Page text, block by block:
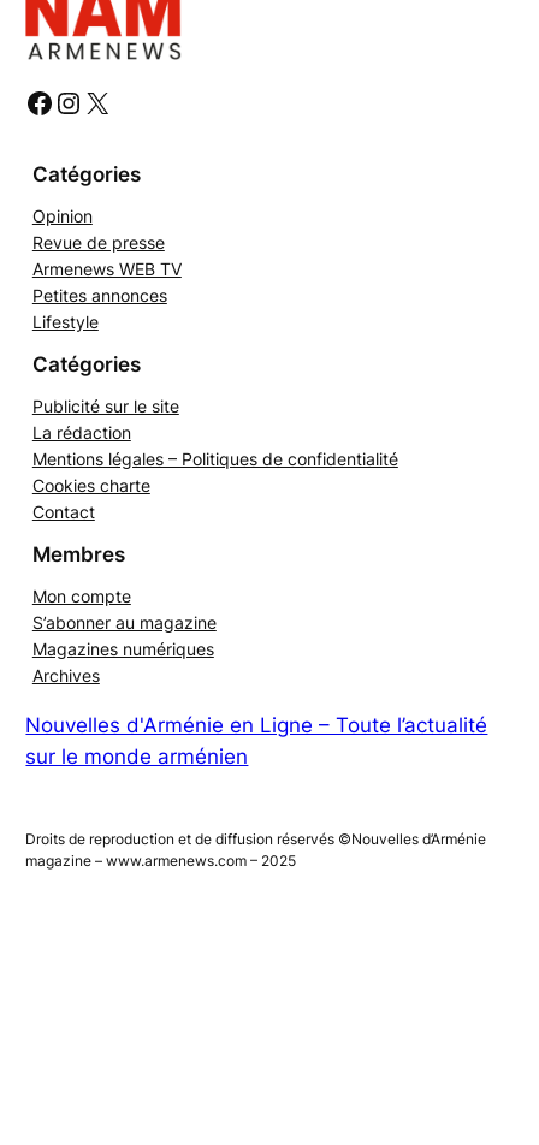
e
r
h
r
# # #
Opinion
Revue de presse
Armenews WEB TV
Petites annonces
Publicité sur le site
La rédaction
Mentions légales – Politiques de confidentialité
Cookies charte
Mon compte
S’abonner au magazine
Magazines numériques
Nouvelles d'Arménie en Ligne – Toute l’actualité
Droits de reproduction et de diffusion réservés ©Nouvelles d’Arménie